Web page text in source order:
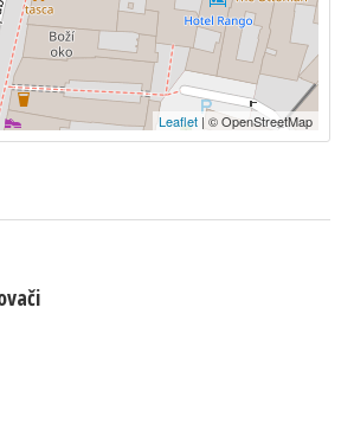
Leaflet | © OpenStreetMap